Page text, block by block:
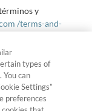
y
/terms-and-
registradas
internacionalmente.
types of
You can
Settings”
preferences